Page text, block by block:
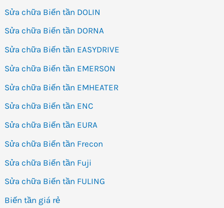
Sửa chữa Biến tần DOLIN
Sửa chữa Biến tần DORNA
Sửa chữa Biến tần EASYDRIVE
Sửa chữa Biến tần EMERSON
Sửa chữa Biến tần EMHEATER
Sửa chữa Biến tần ENC
Sửa chữa Biến tần EURA
Sửa chữa Biến tần Frecon
Sửa chữa Biến tần Fuji
Sửa chữa Biến tần FULING
Biến tần giá rẻ